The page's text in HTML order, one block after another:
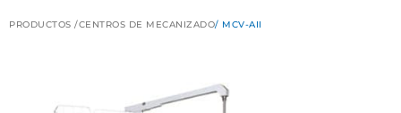
PRODUCTOS /CENTROS DE MECANIZADO/ MCV-AII